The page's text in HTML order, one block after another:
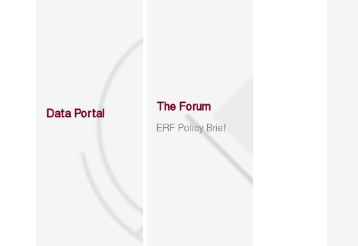
Data Portal
The Forum
ERF Policy Brief